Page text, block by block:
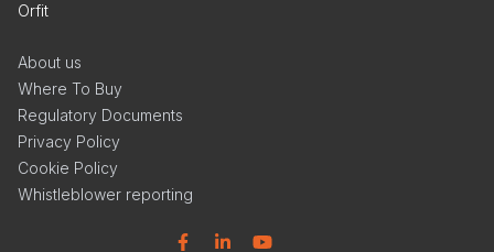
Orfit
About us
Where To Buy
Regulatory Documents
Privacy Policy
Cookie Policy
Whistleblower reporting